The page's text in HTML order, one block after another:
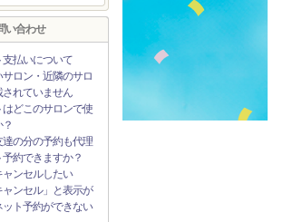
い合わせ
支払いについて
ロン・近隣のサロ
されていません
はどこのサロンで使
達の分の予約も代理
約できますか？
ャンセルしたい
ャンセル」と表示が
ット予約ができない